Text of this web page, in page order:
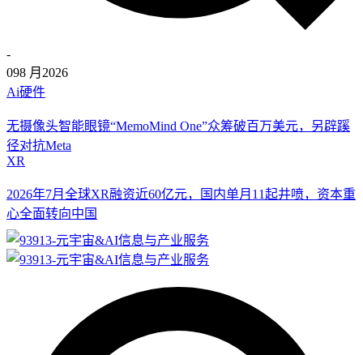
-
098 月 2026
Ai硬件
无摄像头智能眼镜“MemoMind One”众筹破百万美元，另辟蹊
径对抗Meta
XR
2026年7月全球XR融资近60亿元，国内单月11起井喷，资本重
心全面转向中国